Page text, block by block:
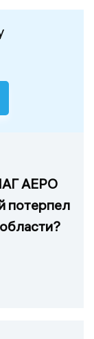
АЕРО
потерпел